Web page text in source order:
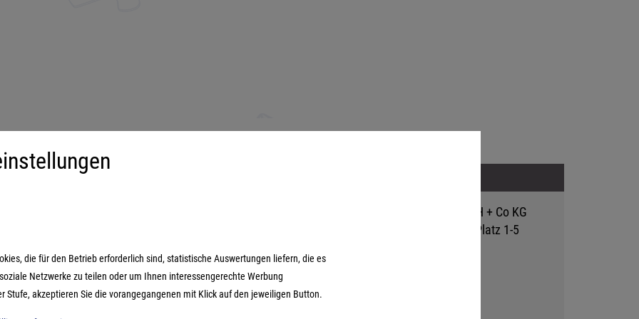
Spiele
Datenschutzerklärung
Hutter Trade GmbH + Co KG
Bgm.-Landmann-Platz 1-5
die für den Betrieb erforderlich sind, statistische Auswertungen liefern, die es
Netzwerke zu teilen oder um Ihnen interessengerechte Werbung
Stufe, akzeptieren Sie die vorangegangenen mit Klick auf den jeweiligen Button.